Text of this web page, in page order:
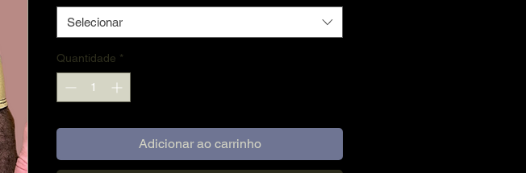
Selecionar
Quantidade *
Adicionar ao carrinho